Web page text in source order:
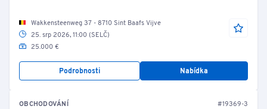
Wakkensteenweg 37 - 8710 Sint Baafs Vijve
25. srp 2026, 11:00 (SELČ)
25.000 €
Podrobnosti Nabídka
OBCHODOVÁNÍ #19369-3